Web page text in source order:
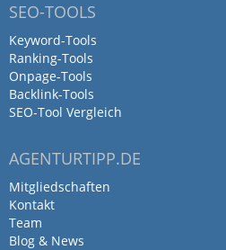
SEO-TOOLS
Keyword-Tools
Ranking-Tools
Onpage-Tools
Backlink-Tools
SEO-Tool Vergleich
AGENTURTIPP.DE
Mitgliedschaften
Kontakt
Team
Blog & News